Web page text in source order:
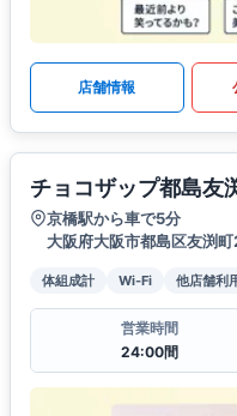
店舗情報
チョコザップ都島友
京橋駅から車で5分
大阪府大阪市都島区友渕
体組成計 Wi-Fi 他店舗利
営業時間
24:00間